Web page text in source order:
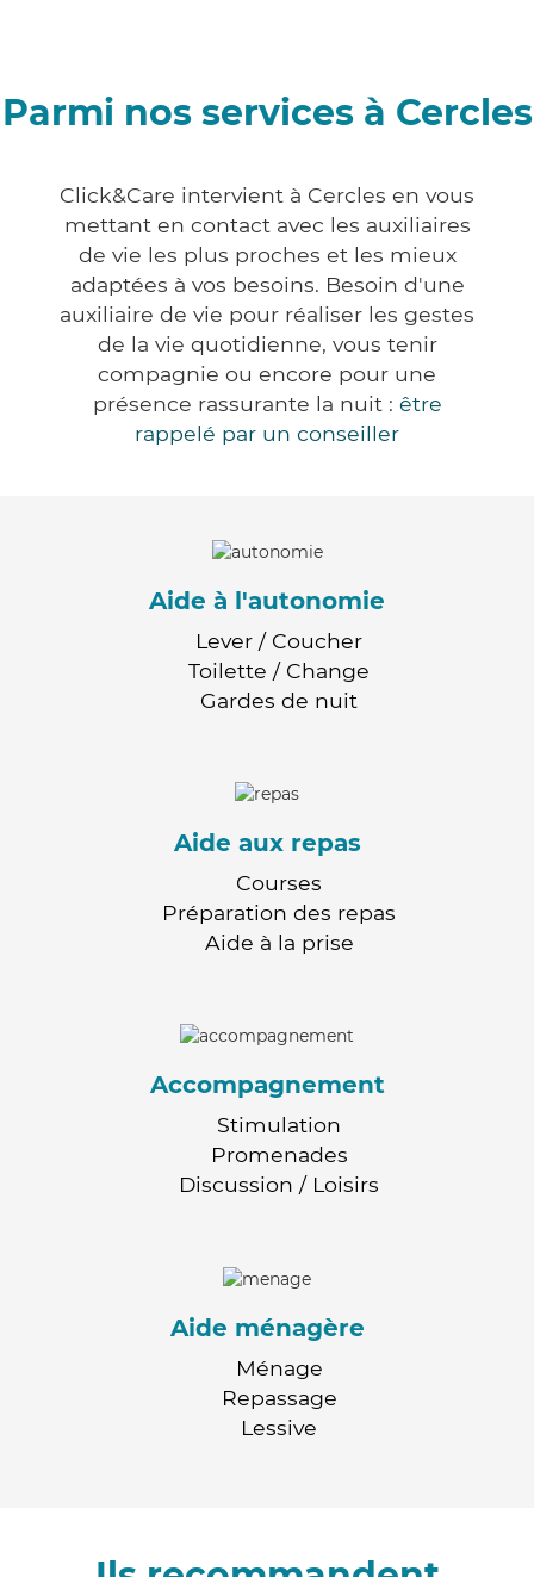
Parmi nos services à Cercles
Click&Care intervient à Cercles en vous
mettant en contact avec les auxiliaires
de vie les plus proches et les mieux
adaptées à vos besoins. Besoin d'une
auxiliaire de vie pour réaliser les gestes
de la vie quotidienne, vous tenir
compagnie ou encore pour une
présence rassurante la nuit : être
rappelé par un conseiller
Aide à l'autonomie
Lever / Coucher
Toilette / Change
Gardes de nuit
Aide aux repas
Courses
Préparation des repas
Aide à la prise
Accompagnement
Stimulation
Promenades
Discussion / Loisirs
Aide ménagère
Ménage
Repassage
Lessive